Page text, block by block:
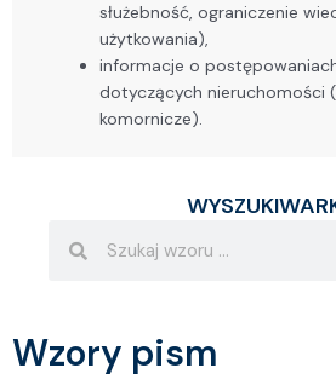
służebność, ograniczenie
użytkowania),
informacje o
dotyczących nieruchomości
komornicze).
Wzory pism